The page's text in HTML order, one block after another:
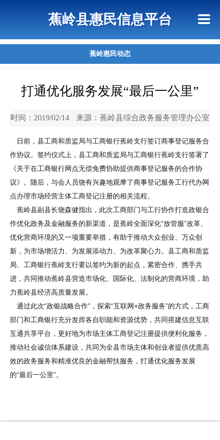
蕉岭县惠民信息平台
蕉岭惠民动态
打通优化服务发展“最后一公里”
时间：2019/02/14 来源：蕉岭县综合政务服务管理办公室
日前，县工商和质监局与工商银行蕉岭支行签订商事登记服务合
作协议。签约仪式上，县工商和质监局与工商银行蕉岭支行签署了
《关于在工商银行网点无偿免费协助提供商事登记服务的合作协
议》。随后，与会人员饶有兴趣地观摩了商事登记服务工行代办网
点办理市场经营主体工商登记注册的相关流程。
蕉岭县副县长饶森健指出，此次工商部门与工行协作打造政银合
作优化政务及金融服务的新渠道，是蕉岭全面深化“放管服”改革、
优化营商环境的又一项重要举措，有助于推动大众创业、万众创
新，为市场增活力、为发展添动力、为改革聚心力。县工商和质监
局、工商银行蕉岭支行要以签约为新的起点，紧密合作、携手共
进，共同推动蕉岭县营造市场化、国际化、法制化的营商环境，助
力蕉岭县经济高质量发展。
通过此次“政银战略合作”，探索“互联网+政务服务”的方式，工商
部门和工商银行充分发挥各自职能和资源优势，共同搭建信息互联
互通共享平台，更好地为市场主体工商登记注册提供便利化服务，
推动社会诚信体系建设，共同为全县市场主体和创业者提供优质高
效的政务服务和精准优良的金融帮扶服务，打通优化服务发展
的“最后一公里”。